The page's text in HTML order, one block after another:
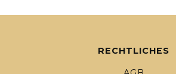
RECHTLICHES